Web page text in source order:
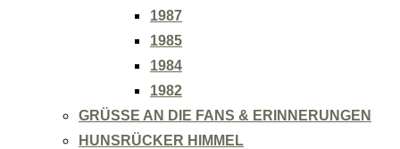
1987
1985
1984
1982
GRÜSSE AN DIE FANS & ERINNERUNGEN
HUNSRÜCKER HIMMEL